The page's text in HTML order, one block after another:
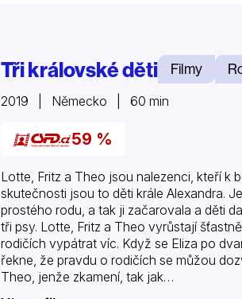
Tři královské děti Filmy
2019 | Německo | 60 min
59 %
Lotte, Fritz a Theo jsou nalezenci, kteří k
skutečnosti jsou to děti krále Alexandra.
prostého rodu, a tak ji začarovala a děti
tři psy. Lotte, Fritz a Theo vyrůstají
rodičích vypátrat víc. Když se Eliza po
řekne, že pravdu o rodičích se můžou
Theo, jenže zkamení, tak jak…